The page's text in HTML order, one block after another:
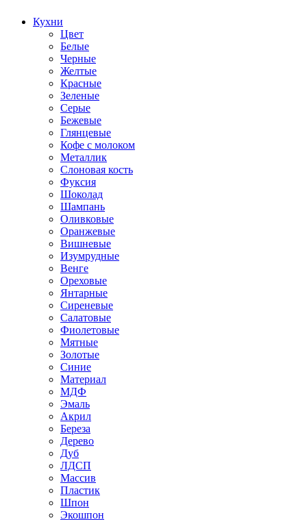
Кухни
Цвет
Белые
Черные
Желтые
Красные
Зеленые
Серые
Бежевые
Глянцевые
Кофе с молоком
Металлик
Слоновая кость
Фуксия
Шоколад
Шампань
Оливковые
Оранжевые
Вишневые
Изумрудные
Венге
Ореховые
Янтарные
Сиреневые
Салатовые
Фиолетовые
Мятные
Золотые
Синие
Материал
МДФ
Эмаль
Акрил
Береза
Дерево
Дуб
ЛДСП
Массив
Пластик
Шпон
Экошпон